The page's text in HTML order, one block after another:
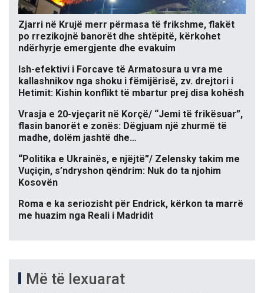
Zjarri në Krujë merr përmasa të frikshme, flakët
po rrezikojnë banorët dhe shtëpitë, kërkohet
ndërhyrje emergjente dhe evakuim
Ish-efektivi i Forcave të Armatosura u vra me
kallashnikov nga shoku i fëmijërisë, zv. drejtori i
Hetimit: Kishin konflikt të mbartur prej disa kohësh
Vrasja e 20-vjeçarit në Korçë/ “Jemi të frikësuar”,
flasin banorët e zonës: Dëgjuam një zhurmë të
madhe, dolëm jashtë dhe…
“Politika e Ukrainës, e njëjtë”/ Zelensky takim me
Vuçiçin, s’ndryshon qëndrim: Nuk do ta njohim
Kosovën
Roma e ka seriozisht për Endrick, kërkon ta marrë
me huazim nga Reali i Madridit
Më të lexuarat